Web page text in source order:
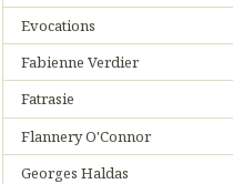
Evocations
Fabienne Verdier
Fatrasie
Flannery O'Connor
Georges Haldas